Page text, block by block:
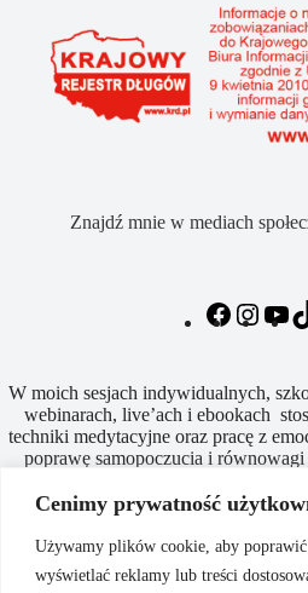
Cenimy prywatność
Używamy plików cookie, aby poprawić
wyświetlać reklamy lub treści
Znajdź mnie w mediach
W moich sesjach indywidualnych,
webinarach, live’ach i ebookach
techniki medytacyjne oraz pracę z
poprawę samopoczucia i
konwencjonalnej i nie mogą
Dodatkowe